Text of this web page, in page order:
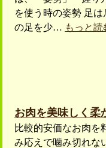
を使う時の姿勢 足
の足を少… もっと読
お肉を美味しく柔
比較的安価なお肉を
み応えで噛み切れな